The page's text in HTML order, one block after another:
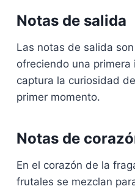
Notas de salida
Las notas de salida
ofreciendo una primera
captura la curiosidad
primer momento.
Notas de
En el corazón de la
frutales se mezclan